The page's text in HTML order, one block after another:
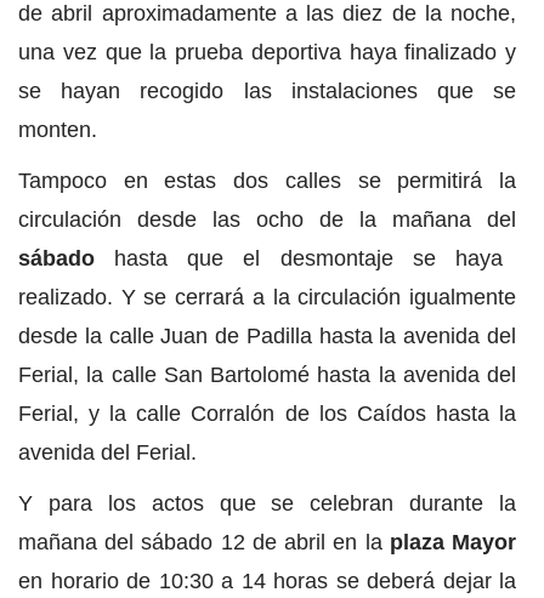
de abril aproximadamente a las diez de la noche,
una vez que la prueba deportiva haya finalizado y
se hayan recogido las instalaciones que se
monten.
Tampoco en estas dos calles se permitirá la
circulación desde las ocho de la mañana del
sábado hasta que el desmontaje se haya
realizado. Y se cerrará a la circulación igualmente
desde la calle Juan de Padilla hasta la avenida del
Ferial, la calle San Bartolomé hasta la avenida del
Ferial, y la calle Corralón de los Caídos hasta la
avenida del Ferial.
Y para los actos que se celebran durante la
mañana del sábado 12 de abril en laplaza Mayor
en horario de 10:30 a 14 horas se deberá dejar la